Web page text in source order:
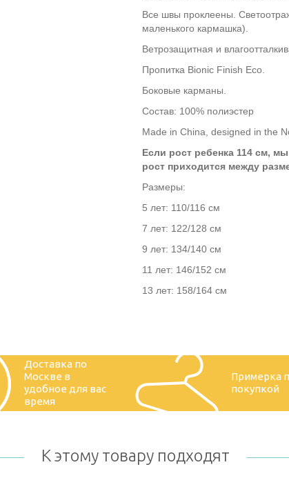
Все швы проклеены.
маленького кармашка).
Ветрозащитная и
Пропитка Bionic Finish Eco.
Боковые карманы.
Состав: 100% полиэстер
Made in China, designed in the
Если рост ребенка 114 см,
рост приходится между
Размеры:
5 лет: 110/116 см
7 лет: 122/128 см
9 лет: 134/140 см
11 лет: 146/152 см
13 лет: 158/164 см
Доставка по
Москве в
удобное для вас
время
Примерка
покупкой
К этому товару подходят